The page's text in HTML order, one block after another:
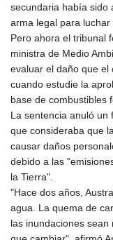
secundaria había sido
arma legal para luchar
Pero ahora el tribunal
ministra de Medio
evaluar el daño que el
cuando estudie la
base de combustibles
La sentencia anuló un
que consideraba que
causar daños
debido a las
la Tierra".
"Hace dos años,
agua. La quema de
las inundaciones